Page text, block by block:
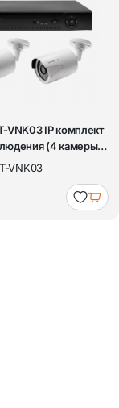
VNK03 IP комплект
(4 камеры,
VNK03